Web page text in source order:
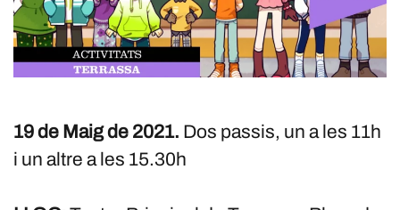
19 de Maig de 2021. Dos passis, un a les 11h
i un altre a les 15.30h